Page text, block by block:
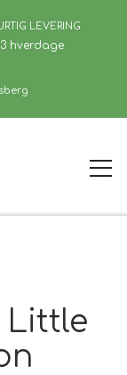
LEVERING
hverdage
Little